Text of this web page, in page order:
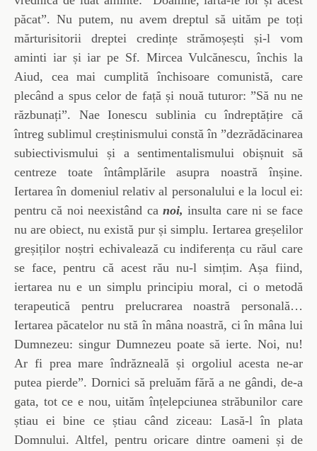
păcat”. Nu putem, nu avem dreptul să uităm pe toți
mărturisitorii dreptei credințe strămoșești și-l vom
aminti iar și iar pe Sf. Mircea Vulcănescu, închis la
Aiud, cea mai cumplită închisoare comunistă, care
plecând a spus celor de față și nouă tuturor: ”Să nu ne
răzbunați”. Nae Ionescu sublinia cu îndreptățire că
întreg sublimul creștinismului constă în ”dezrădăcinarea
subiectivismului și a sentimentalismului obișnuit să
centreze toate întâmplările asupra noastră înșine.
Iertarea în domeniul relativ al personalului e la locul ei:
pentru că noi neexistând ca noi,insulta care ni se face
nu are obiect, nu există pur și simplu. Iertarea greșelilor
greșiților noștri echivalează cu indiferența cu răul care
se face, pentru că acest rău nu-l simțim. Așa fiind,
iertarea nu e un simplu principiu moral, ci o metodă
terapeutică pentru prelucrarea noastră personală…
Iertarea păcatelor nu stă în mâna noastră, ci în mâna lui
Dumnezeu: singur Dumnezeu poate să ierte. Noi, nu!
Ar fi prea mare îndrăzneală și orgoliul acesta ne-ar
putea pierde”. Dornici să preluăm fără a ne gândi, de-a
gata, tot ce e nou, uităm înțelepciunea străbunilor care
știau ei bine ce știau când ziceau: Lasă-l în plata
Domnului. Altfel, pentru oricare dintre oameni și de